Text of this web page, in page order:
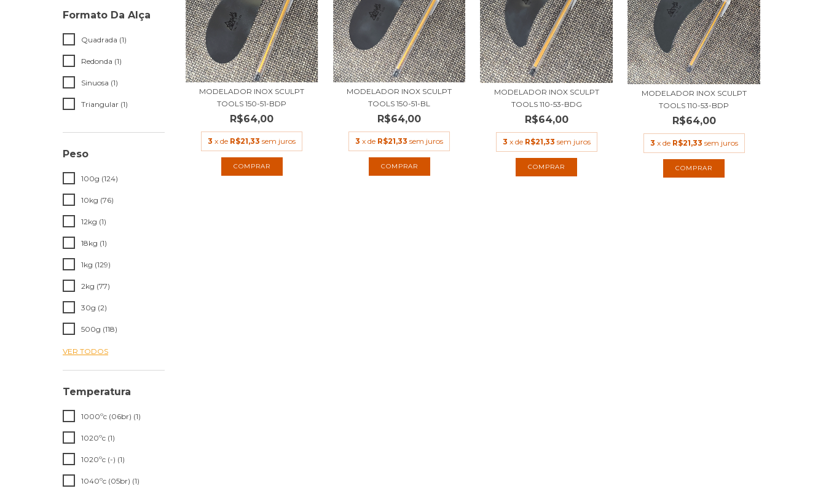
Formato Da Alça
Quadrada (1)
Redonda (1)
Sinuosa (1)
Triangular (1)
Peso
100g (124)
10kg (76)
12kg (1)
18kg (1)
1kg (129)
2kg (77)
30g (2)
500g (118)
VER TODOS
Temperatura
1000ºc (06br) (1)
1020ºc (1)
1020ºc (-) (1)
1040ºc (05br) (1)
MODELADOR INOX SCULPT
TOOLS 150-51-BDP
R$64,00
3 x de R$21,33 sem juros
MODELADOR INOX SCULPT
TOOLS 150-51-BL
R$64,00
3 x de R$21,33 sem juros
MODELADOR INOX SCULPT
TOOLS 110-53-BDG
R$64,00
3 x de R$21,33 sem juros
MODELADOR INOX SCULPT
TOOLS 110-53-BDP
R$64,00
3 x de R$21,33 sem juros